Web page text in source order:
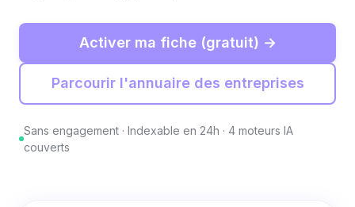
Activer ma fiche (gratuit) →
Parcourir l'annuaire des entreprises
Sans engagement · Indexable en 24h · 4 moteurs IA
couverts